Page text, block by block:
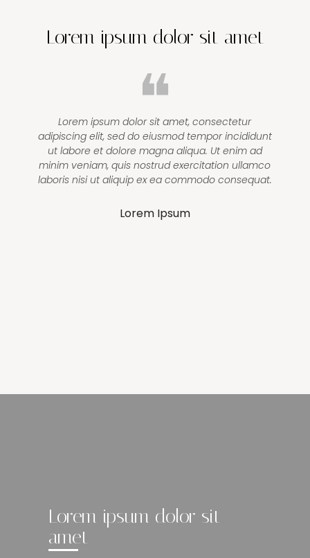
Lorem ipsum dolor sit amet
Lorem Ipsum
❝
Lorem ipsum dolor sit amet, consectetur
adipiscing elit, sed do eiusmod tempor incididunt
ut labore et dolore magna aliqua. Ut enim ad
minim veniam, quis nostrud exercitation ullamco
laboris nisi ut aliquip ex ea commodo consequat.
Lorem ipsum dolor sit
amet